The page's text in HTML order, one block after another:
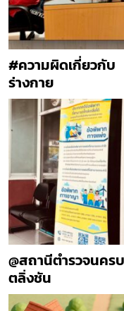
#ความผิดเกี่ยวกับ
ร่างกาย
@สถานีตำรวจนคร
ตลิ่งชัน